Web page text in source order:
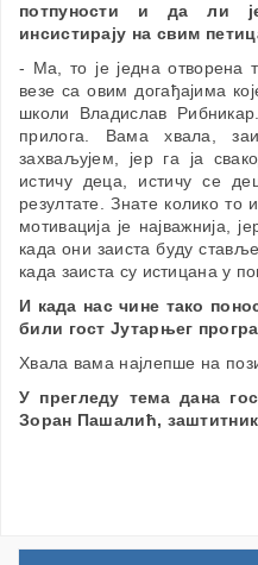
потпуности и да ли
инсистирају на свим
- Ма, то је једна отворена
везе са овим догађајима
школи Владислав
прилога. Вама хвала,
захваљујем, јер га ја
истичу деца, истичу се
резултате. Знате колико
мотивација је најважнија,
када они заиста буду
када заиста су истицана у
И када нас чине тако
били гост Јутарњег
Хвала вама најлепше на
У прегледу тема дана
Зоран Пашалић, заштитник